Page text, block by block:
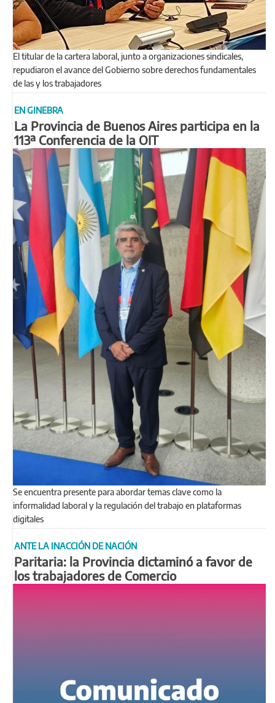
El titular de la cartera laboral, junto a organizaciones sindicales,
repudiaron el avance del Gobierno sobre derechos fundamentales
de las y los trabajadores
EN GINEBRA
La Provincia de Buenos Aires participa en la
113ª Conferencia de la OIT
Se encuentra presente para abordar temas clave como la
informalidad laboral y la regulación del trabajo en plataformas
digitales
ANTE LA INACCIÓN DE NACIÓN
Paritaria: la Provincia dictaminó a favor de
los trabajadores de Comercio